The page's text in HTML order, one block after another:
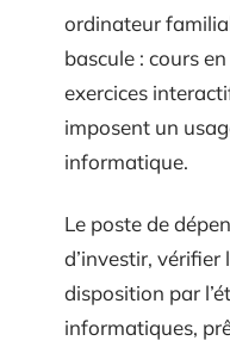
ordinateur
bascule : cours
exercices
imposent un
informatique.
Le poste de
d’investir, vérifier
disposition par
informatiques,